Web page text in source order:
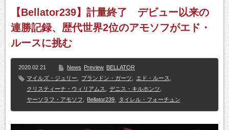
【Bellator239】計量終了 デビュー以来の
連勝記録、歴代世界2位のアモソフがエド・
ルースに挑む
2020.02.21 News Preview BELLATOR
マイルズ・ジュリー
ブランドン・ガーツ エド・ルース
クリスティーナ・ウィリアムス
デニス・キルホンツ
ヤーソラフ・アモソフ
Bellator239 タイレル・フォーチュン